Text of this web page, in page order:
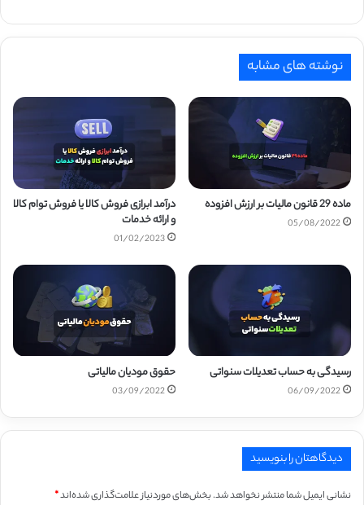
نوشته های مشابه
ماده 29 قانون مالیات بر ارزش افزوده
05/08/2022
درآمد ابرازی فروش کالا یا فروش توام کالا
و ارائه خدمات
01/02/2023
رسیدگی به حساب تعدیلات سنواتی
06/09/2022
حقوق مودیان مالیاتی
03/09/2022
دیدگاهتان را بنویسید
نشانی ایمیل شما منتشر نخواهد شد.بخش‌های موردنیاز علامت‌گذاری شده‌اند*